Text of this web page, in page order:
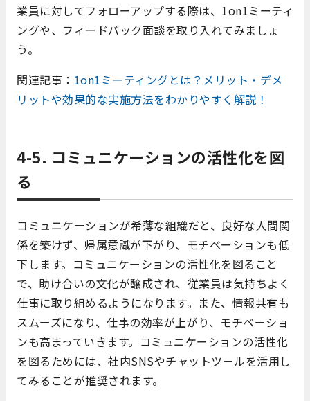
業員に対してフォローアップする際は、1on1ミーティ
ングや、フィードバック面談を取り入れてみましょ
う。
関連記事： 1on1ミーティングとは？メリット・デメ
リットや効果的な実施方法をわかりやすく解説！
4-5. コミュニケーションの活性化を図
る
コミュニケーションが希薄な組織だと、良好な人間関
係を築けず、帰属意識が下がり、モチベーションも低
下します。コミュニケーションの活性化を図ること
で、助け合いの文化が醸成され、従業員は気持ちよく
仕事に取り組めるようになります。また、情報共有も
スムーズになり、仕事の効率が上がり、モチベーショ
ンも高まっていきます。コミュニケーションの活性化
を図るためには、社内SNSやチャットツールを活用し
てみることが推奨されます。